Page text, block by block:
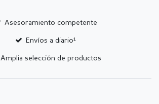
Asesoramiento competente
Envíos a diario¹
Amplia selección de productos